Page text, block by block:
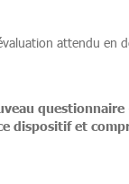
attendu en
dispositif et